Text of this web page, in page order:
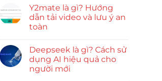
Y2mate là gì? Hướng
dẫn tải video và lưu ý an
toàn
Deepseek là gì? Cách sử
dụng AI hiệu quả cho
người mới